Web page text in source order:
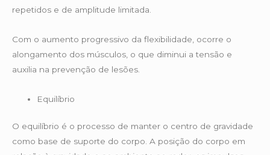
repetidos e de amplitude limitada.
Com o aumento progressivo da flexibilidade, ocorre o
alongamento dos músculos, o que diminui a tensão e
auxilia na prevenção de lesões.
Equilíbrio
O equilíbrio é o processo de manter o centro de gravidade
como base de suporte do corpo. A posição do corpo em